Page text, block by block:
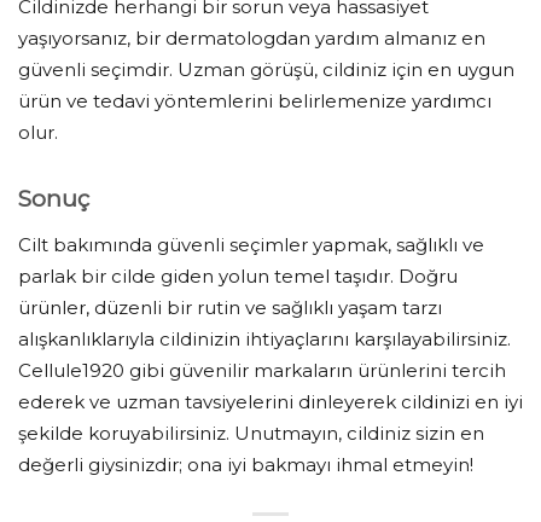
Cildinizde herhangi bir sorun veya hassasiyet
yaşıyorsanız, bir dermatologdan yardım almanız en
güvenli seçimdir. Uzman görüşü, cildiniz için en uygun
ürün ve tedavi yöntemlerini belirlemenize yardımcı
olur.
Sonuç
Cilt bakımında güvenli seçimler yapmak, sağlıklı ve
parlak bir cilde giden yolun temel taşıdır. Doğru
ürünler, düzenli bir rutin ve sağlıklı yaşam tarzı
alışkanlıklarıyla cildinizin ihtiyaçlarını karşılayabilirsiniz.
Cellule1920 gibi güvenilir markaların ürünlerini tercih
ederek ve uzman tavsiyelerini dinleyerek cildinizi en iyi
şekilde koruyabilirsiniz. Unutmayın, cildiniz sizin en
değerli giysinizdir; ona iyi bakmayı ihmal etmeyin!